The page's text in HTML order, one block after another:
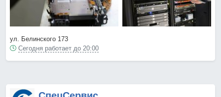
ул. Белинского 173
Сегодня работает до 20:00